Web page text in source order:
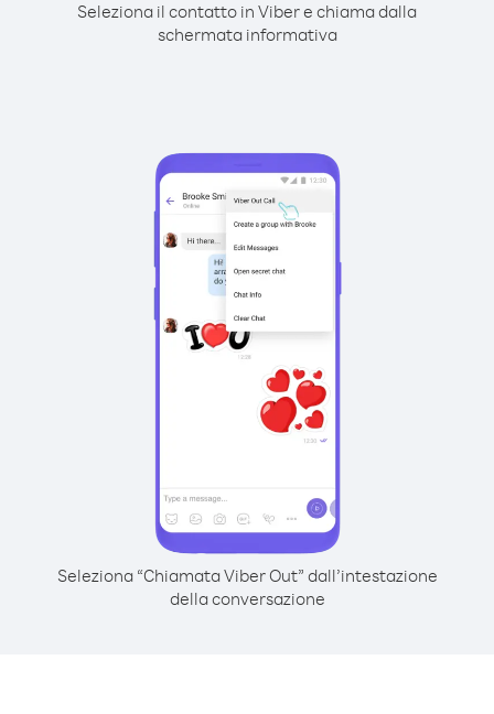
Seleziona il contatto in Viber e chiama dalla
schermata informativa
Seleziona “Chiamata Viber Out” dall’intestazione
della conversazione